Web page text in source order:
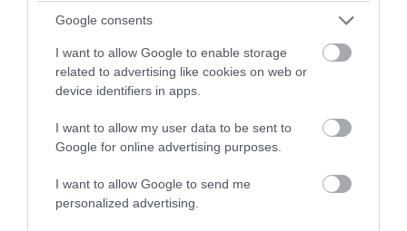
Google consents
I want to allow Google to enable storage
related to advertising like cookies on web or
device identifiers in apps.
I want to allow my user data to be sent to
Google for online advertising purposes.
I want to allow Google to send me
personalized advertising.